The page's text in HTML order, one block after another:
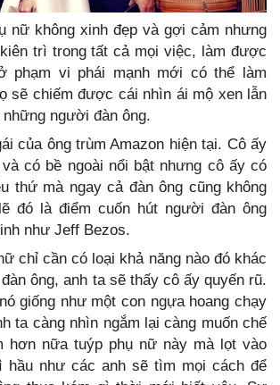
nữ không xinh đẹp và gợi cảm nhưng
trì trong tất cả mọi việc, làm được
phạm vi phái mạnh mới có thể làm
sẽ chiếm được cái nhìn ái mộ xen lẫn
người đàn ông.
của ông trùm Amazon hiện tại. Cô ấy
có bề ngoài nổi bật nhưng cô ấy có
thứ mà ngay cả đàn ông cũng không
đó là điểm cuốn hút người đàn ông
như Jeff Bezos.
chỉ cần có loại khả năng nào đó khác
ông, anh ta sẽ thấy cô ấy quyến rũ.
giống như một con ngựa hoang chạy
ta càng nhìn ngắm lại càng muốn chế
hơn nữa tuýp phụ nữ này mà lọt vào
hầu như các anh sẽ tìm mọi cách để